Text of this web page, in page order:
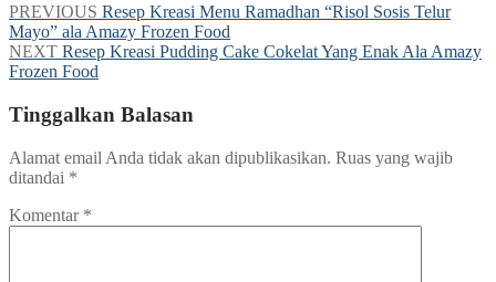
PREVIOUS Resep Kreasi Menu Ramadhan “Risol Sosis Telur
Mayo” ala Amazy Frozen Food
NEXT Resep Kreasi Pudding Cake Cokelat Yang Enak Ala Amazy
Frozen Food
Tinggalkan Balasan
Alamat email Anda tidak akan dipublikasikan. Ruas yang wajib
ditandai *
Komentar *